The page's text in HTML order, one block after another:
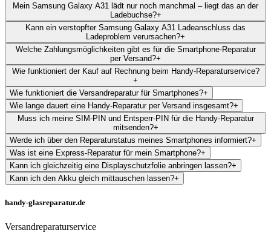
Mein Samsung Galaxy A31 lädt nur noch manchmal – liegt das an der
Ladebuchse?+
Kann ein verstopfter Samsung Galaxy A31 Ladeanschluss das
Ladeproblem verursachen?+
Welche Zahlungsmöglichkeiten gibt es für die Smartphone-Reparatur
per Versand?+
Wie funktioniert der Kauf auf Rechnung beim Handy-Reparaturservice?
+
Wie funktioniert die Versandreparatur für Smartphones?+
Wie lange dauert eine Handy-Reparatur per Versand insgesamt?+
Muss ich meine SIM-PIN und Entsperr-PIN für die Handy-Reparatur
mitsenden?+
Werde ich über den Reparaturstatus meines Smartphones informiert?+
Was ist eine Express-Reparatur für mein Smartphone?+
Kann ich gleichzeitig eine Displayschutzfolie anbringen lassen?+
Kann ich den Akku gleich mittauschen lassen?+
handy-glasreparatur.de
Versandreparaturservice